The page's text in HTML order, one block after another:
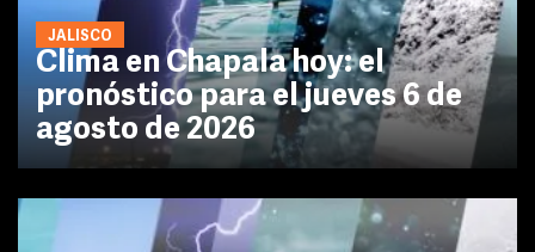
JALISCO
Clima en Chapala hoy: el
pronóstico para el jueves 6 de
agosto de 2026